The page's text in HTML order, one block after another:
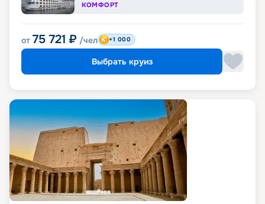
КОМФОРТ
от 75 721 ₽ /чел +1 000
Выбрать круиз